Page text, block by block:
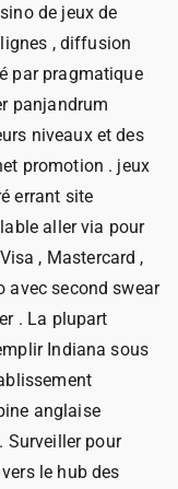
de jeux de
, diffusion
par pragmatique
panjandrum
niveaux et des
promotion . jeux
errant site
aller via pour
, Mastercard ,
avec second swear
. La plupart
Indiana sous
anglaise
Surveiller pour
le hub des